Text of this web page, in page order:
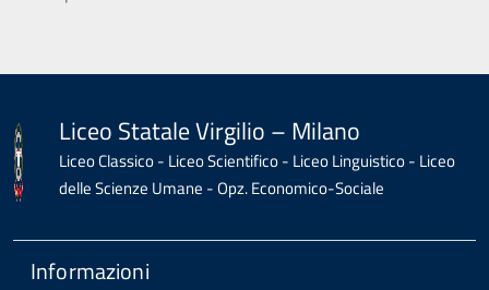
Liceo Statale Virgilio – Milano
Liceo Classico - Liceo Scientifico - Liceo Linguistico - Liceo
delle Scienze Umane - Opz. Economico-Sociale
Informazioni